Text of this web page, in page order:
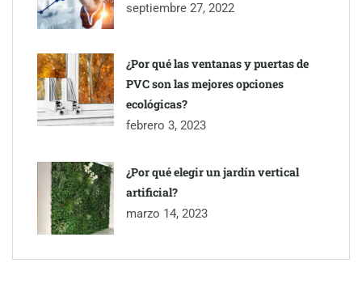
septiembre 27, 2022
¿Por qué las ventanas y puertas de
PVC son las mejores opciones
ecológicas?
febrero 3, 2023
¿Por qué elegir un jardín vertical
artificial?
marzo 14, 2023